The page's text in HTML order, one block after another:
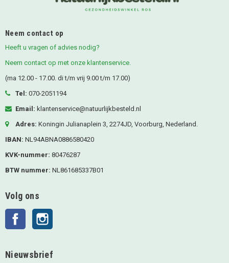
Neem contact op
Heeft u vragen of advies nodig?
Neem contact op met onze klantenservice.
(ma 12.00 - 17.00. di t/m vrij 9.00 t/m 17.00)
Tel: 070-2051194
Email: klantenservice@natuurlijkbesteld.nl
Adres: Koningin Julianaplein 3, 2274JD, Voorburg, Nederland.
IBAN: NL94ABNA0886580420
KVK-nummer: 80476287
BTW nummer: NL861685337B01
Volg ons
Facebook
Nieuwsbrief